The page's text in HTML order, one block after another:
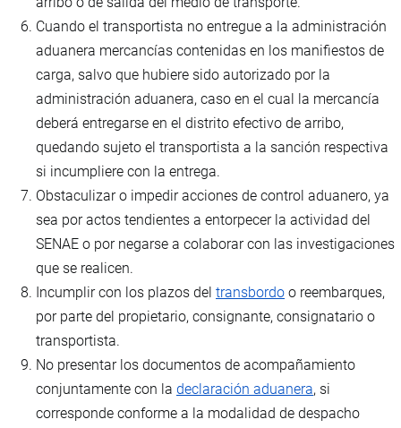
Cuando el transportista no entregue a la administración
aduanera mercancías contenidas en los manifiestos de
carga, salvo que hubiere sido autorizado por la
administración aduanera, caso en el cual la mercancía
deberá entregarse en el distrito efectivo de arribo,
quedando sujeto el transportista a la sanción respectiva
si incumpliere con la entrega.
Obstaculizar o impedir acciones de control aduanero, ya
sea por actos tendientes a entorpecer la actividad del
SENAE o por negarse a colaborar con las investigaciones
que se realicen.
Incumplir con los plazos del transbordo o reembarques,
por parte del propietario, consignante, consignatario o
transportista.
No presentar los documentos de acompañamiento
conjuntamente con la declaración aduanera, si
corresponde conforme a la modalidad de despacho